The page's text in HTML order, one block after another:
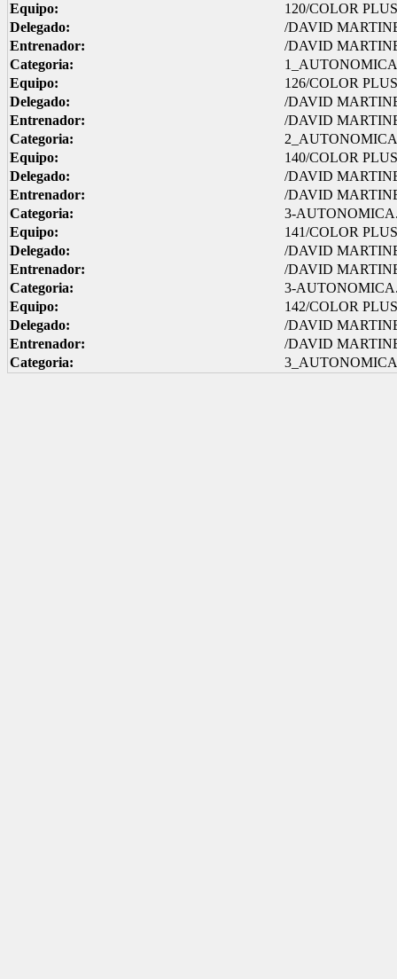
Equipo:
120/COLOR
Delegado:
/DAVID
Entrenador:
/DAVID
Categoria:
1_AUTONOMICA
Equipo:
126/COLOR
Delegado:
/DAVID
Entrenador:
/DAVID
Categoria:
2_AUTONOMICA
Equipo:
140/COLOR
Delegado:
/DAVID
Entrenador:
/DAVID
Categoria:
3-
Equipo:
141/COLOR
Delegado:
/DAVID
Entrenador:
/DAVID
Categoria:
3-
Equipo:
142/COLOR
Delegado:
/DAVID
Entrenador:
/DAVID
Categoria: